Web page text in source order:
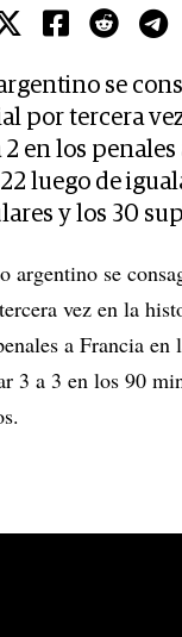
se
por tercera
en los penales
luego de
y los 30
argentino se
vez en la
a Francia en
3 a 3 en los 90